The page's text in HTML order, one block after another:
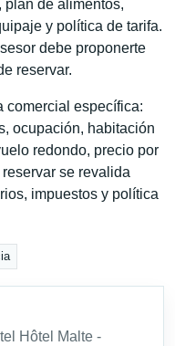
de alimentos,
y política de tarifa.
debe proponerte
reservar.
comercial específica:
ocupación, habitación
redondo, precio por
se revalida
impuestos y política
Hôtel Malte -